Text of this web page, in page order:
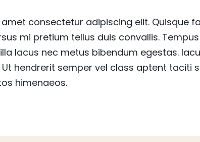
consectetur adipiscing elit. Quisque
mi pretium tellus duis convallis.
lacus nec metus bibendum egestas.
hendrerit semper vel class aptent taciti
himenaeos.